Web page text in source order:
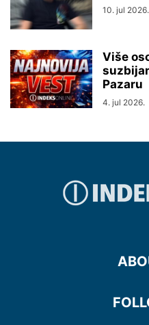
10. jul 2026.
Više
Pazaru
4. jul 2026.